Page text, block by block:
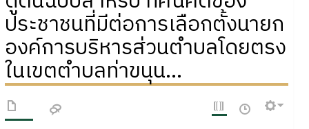
ประชาชนที่มีต่อการเลือกตั้งนายก
องค์การบริหารส่วนตำบลโดยตรง
ในเขตตำบลท่าขนุน...